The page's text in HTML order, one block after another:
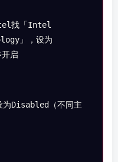
找「Intel
」，设为
启
Disabled（不同主